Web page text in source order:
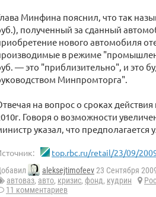
Минфина пояснил, что так
полученный за сданный
нового автомобиля
в режиме
— это "приблизительно", и это
Минпромторга".
на вопрос о сроках
Говоря о возможности
указал, что предполагается
top.rbc.ru/retail/23/09/
aleksejtimofeev23 Сентября
автоваз, авто, кризис, фонд, кудрин
11 комментариев